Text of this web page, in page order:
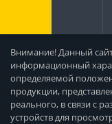
Внимание! Данный
информационный
определяемой
продукции,
реального, в связи с
устройств для